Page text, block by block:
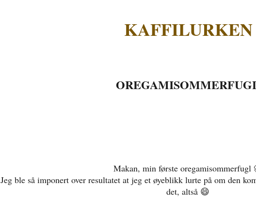
KAFFILURKEN
Makan, min første oregamisommerfugl
Jeg ble så imponert over resultatet at jeg et øyeblikk lurte på om den
det, altså 😄